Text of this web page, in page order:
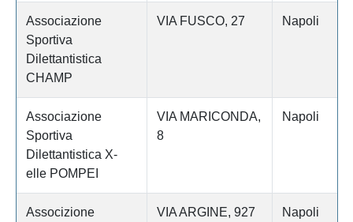
Associazione
Sportiva
Dilettantistica
CHAMP
VIA FUSCO, 27 Napoli
Associazione
Sportiva
Dilettantistica X-
elle POMPEI
VIA MARICONDA,
8
Napoli
Associzione
VIA ARGINE, 927 Napoli